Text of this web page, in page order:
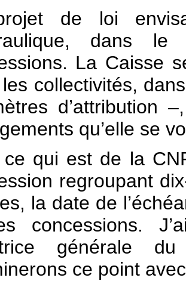
de loi
dans
La Caisse
collectivités,
d’attribution
qu’elle se
qui est de la
regroupant
la date de
concessions.
générale
ce point